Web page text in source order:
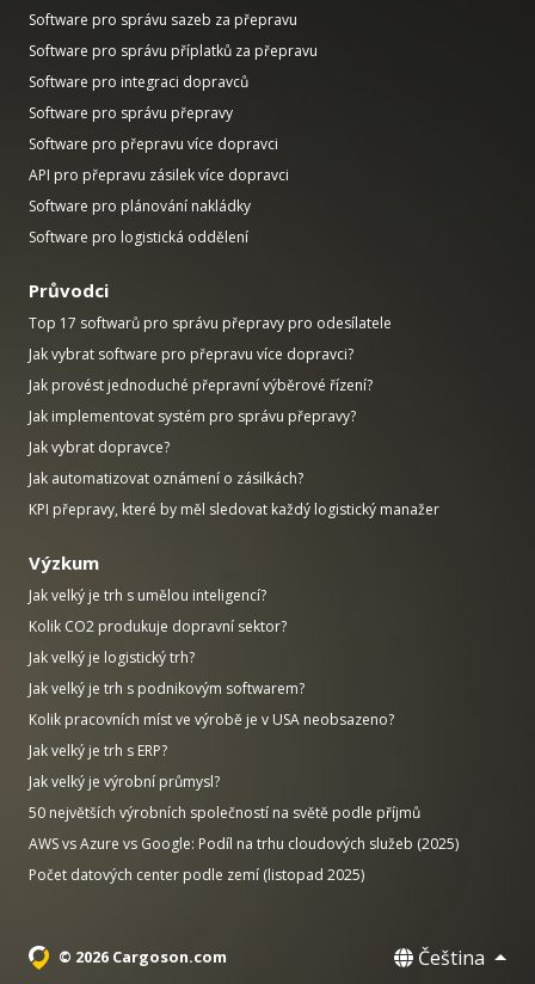
Software pro správu sazeb za přepravu
Software pro správu příplatků za přepravu
Software pro integraci dopravců
Software pro správu přepravy
Software pro přepravu více dopravci
API pro přepravu zásilek více dopravci
Software pro plánování nakládky
Software pro logistická oddělení
Průvodci
Top 17 softwarů pro správu přepravy pro odesílatele
Jak vybrat software pro přepravu více dopravci?
Jak provést jednoduché přepravní výběrové řízení?
Jak implementovat systém pro správu přepravy?
Jak vybrat dopravce?
Jak automatizovat oznámení o zásilkách?
KPI přepravy, které by měl sledovat každý logistický manažer
Výzkum
Jak velký je trh s umělou inteligencí?
Kolik CO2 produkuje dopravní sektor?
Jak velký je logistický trh?
Jak velký je trh s podnikovým softwarem?
Kolik pracovních míst ve výrobě je v USA neobsazeno?
Jak velký je trh s ERP?
Jak velký je výrobní průmysl?
50 největších výrobních společností na světě podle příjmů
AWS vs Azure vs Google: Podíl na trhu cloudových služeb (2025)
Počet datových center podle zemí (listopad 2025)
© 2026 Cargoson.com Čeština